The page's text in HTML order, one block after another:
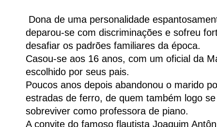
Dona de uma personalidade
deparou-se com discriminações e sofreu
desafiar os padrões familiares da época.
Casou-se aos 16 anos, com um oficial da
escolhido por seus pais.
Poucos anos depois abandonou o marido
estradas de ferro, de quem também logo
sobreviver como professora de piano.
A convite do famoso flautista Joaquim